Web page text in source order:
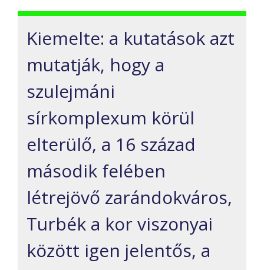
Kiemelte: a kutatások azt
mutatják, hogy a
szulejmáni
sírkomplexum körül
elterülő, a 16 század
második felében
létrejövő zarándokváros,
Turbék a kor viszonyai
között igen jelentős, a